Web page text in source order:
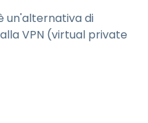
un'alternativa di
VPN (virtual private